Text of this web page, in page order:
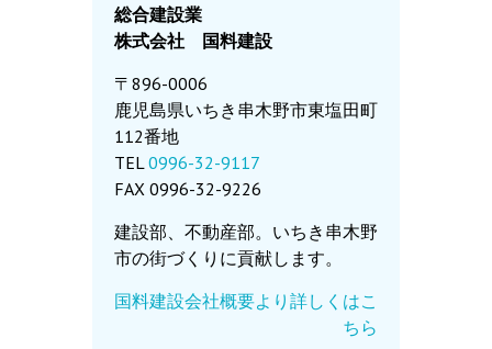
総合建設業
株式会社 国料建設
〒896-0006
鹿児島県いちき串木野市東塩田町
112番地
TEL0996-32-9117
FAX 0996-32-9226
建設部、不動産部。いちき串木野
市の街づくりに貢献します。
国料建設会社概要より詳しくはこ
ちら